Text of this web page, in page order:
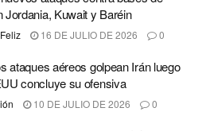
Jordania, Kuwait y Baréin
16 DE JULIO DE 2026 0
ataques aéreos golpean Irán luego
concluye su ofensiva
10 DE JULIO DE 2026 0